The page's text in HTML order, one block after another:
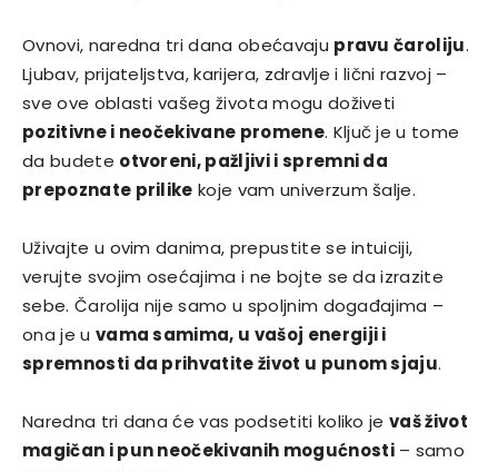
Ovnovi, naredna tri dana obećavaju pravu čaroliju.
Ljubav, prijateljstva, karijera, zdravlje i lični razvoj –
sve ove oblasti vašeg života mogu doživeti
pozitivne i neočekivane promene. Ključ je u tome
da budete otvoreni, pažljivi i spremni da
prepoznate prilike koje vam univerzum šalje.
Uživajte u ovim danima, prepustite se intuiciji,
verujte svojim osećajima i ne bojte se da izrazite
sebe. Čarolija nije samo u spoljnim događajima –
ona je u vama samima, u vašoj energiji i
spremnosti da prihvatite život u punom sjaju.
Naredna tri dana će vas podsetiti koliko jevaš život
magičan i pun neočekivanih mogućnosti– samo